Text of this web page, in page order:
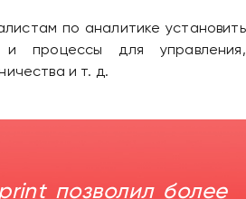
по аналитике установить
и процессы для управления,
и т. д.
позволил более